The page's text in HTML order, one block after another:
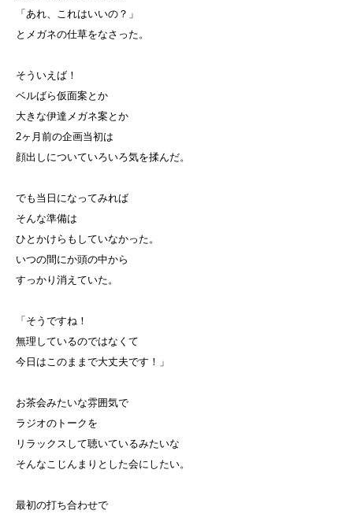
「あれ、これはいいの？」
とメガネの仕草をなさった。
そういえば！
ベルばら仮面案とか
大きな伊達メガネ案とか
2ヶ月前の企画当初は
顔出しについていろいろ気を揉んだ。
でも当日になってみれば
そんな準備は
ひとかけらもしていなかった。
いつの間にか頭の中から
すっかり消えていた。
「そうですね！
無理しているのではなくて
今日はこのままで大丈夫です！」
お茶会みたいな雰囲気で
ラジオのトークを
リラックスして聴いているみたいな
そんなこじんまりとした会にしたい。
最初の打ち合わせで